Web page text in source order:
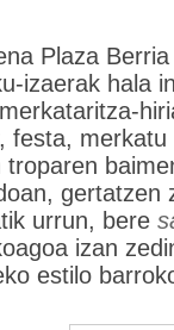
Plaza
izaerak hala
festa,
gertatzen
urrun, bere
izan
estilo